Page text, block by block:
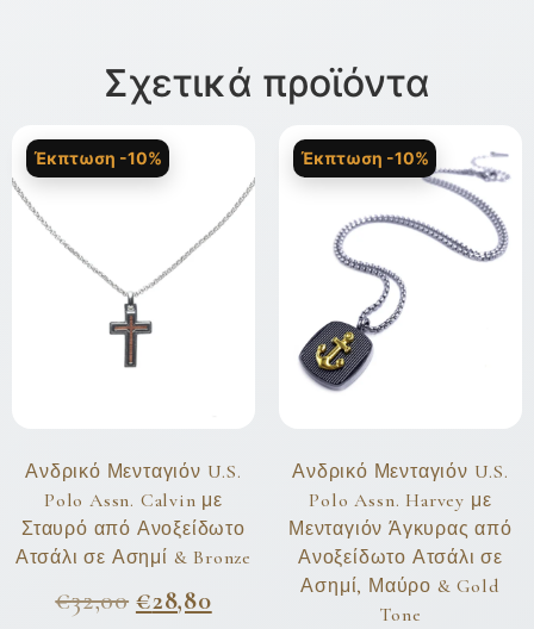
Σχετικά προϊόντα
Έκπτωση -10%
Ανδρικό Μενταγιόν U.S.
Polo Assn. Calvin με
Σταυρό από Ανοξείδωτο
Ατσάλι σε Ασημί & Bronze
€32,00 €28,80
Έκπτωση -10%
Ανδρικό Μενταγιόν U.S.
Polo Assn. Harvey με
Μενταγιόν Άγκυρας από
Ανοξείδωτο Ατσάλι σε
Ασημί, Μαύρο & Gold
Tone